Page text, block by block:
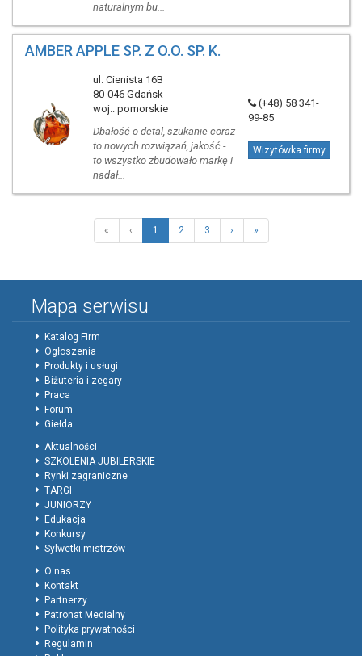
naturalnym bu...
AMBER APPLE SP. Z O.O. SP. K.
ul. Cienista 16B
80-046 Gdańsk
woj.: pomorskie
Dbałość o detal, szukanie coraz
to nowych rozwiązań, jakość -
to wszystko zbudowało markę i
nadał...
(+48) 58 341-
99-85
Wizytówka firmy
« ‹ 1 2 3 › »
Mapa serwisu
Katalog Firm
Ogłoszenia
Produkty i usługi
Biżuteria i zegary
Praca
Forum
Giełda
Aktualności
SZKOLENIA JUBILERSKIE
Rynki zagraniczne
TARGI
JUNIORZY
Edukacja
Konkursy
Sylwetki mistrzów
O nas
Kontakt
Partnerzy
Patronat Medialny
Polityka prywatności
Regulamin